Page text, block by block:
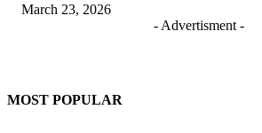
March 23, 2026
- Advertisment -
MOST POPULAR